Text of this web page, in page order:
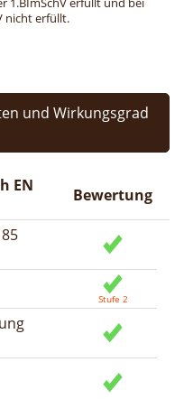
1.BImSchV erfüllt und bei
nicht erfüllt.
und Wirkungsgrad
EN
Bewertung